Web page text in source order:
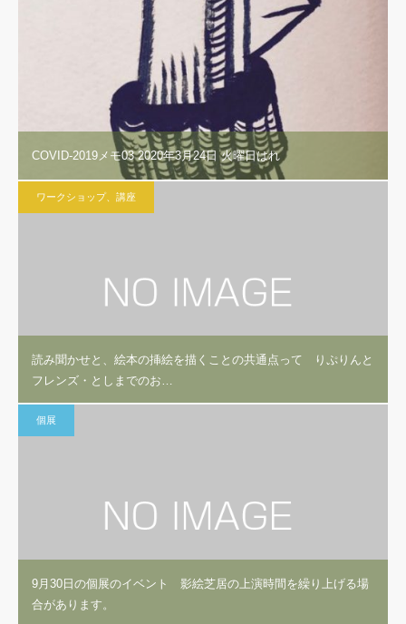
COVID-2019メモ03 2020年3月24日 火曜日はれ
ワークショップ、講座
読み聞かせと、絵本の挿絵を描くことの共通点って りぷりんと
フレンズ・としまでのお…
個展
9月30日の個展のイベント 影絵芝居の上演時間を繰り上げる場
合があります。